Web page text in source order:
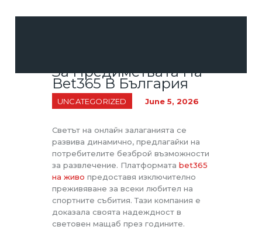
CUSTOM DECOR &
WALL ART
EVENT & PARTY
STATIONERY
PROMOTIONAL
MERCHANDISE
За Предимствата На
Bet365 В България
UNCATEGORIZED June 5, 2026
Светът на онлайн залаганията се
развива динамично, предлагайки на
потребителите безброй възможности
за развлечение. Платформата bet365
на живо предоставя изключително
преживяване за всеки любител на
спортните събития. Тази компания е
доказала своята надеждност в
световен мащаб през годините.